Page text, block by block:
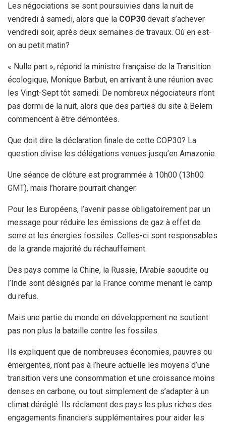
Les négociations se sont poursuivies dans la nuit de
vendredi à samedi, alors que la COP30 devait s’achever
vendredi soir, après deux semaines de travaux. Où en est-
on au petit matin?
« Nulle part », répond la ministre française de la Transition
écologique, Monique Barbut, en arrivant à une réunion avec
les Vingt-Sept tôt samedi. De nombreux négociateurs n’ont
pas dormi de la nuit, alors que des parties du site à Belem
commencent à être démontées.
Que doit dire la déclaration finale de cette COP30? La
question divise les délégations venues jusqu’en Amazonie.
Une séance de clôture est programmée à 10h00 (13h00
GMT), mais l’horaire pourrait changer.
Pour les Européens, l’avenir passe obligatoirement par un
message pour réduire les émissions de gaz à effet de
serre et les énergies fossiles. Celles-ci sont responsables
de la grande majorité du réchauffement.
Des pays comme la Chine, la Russie, l’Arabie saoudite ou
l’Inde sont désignés par la France comme menant le camp
du refus.
Mais une partie du monde en développement ne soutient
pas non plus la bataille contre les fossiles.
Ils expliquent que de nombreuses économies, pauvres ou
émergentes, n’ont pas à l’heure actuelle les moyens d’une
transition vers une consommation et une croissance moins
denses en carbone, ou tout simplement de s’adapter à un
climat déréglé. Ils réclament des pays les plus riches des
engagements financiers supplémentaires pour aider les